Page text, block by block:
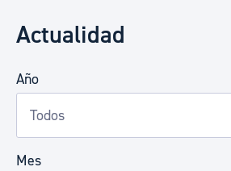
Actualidad
Año
Mes